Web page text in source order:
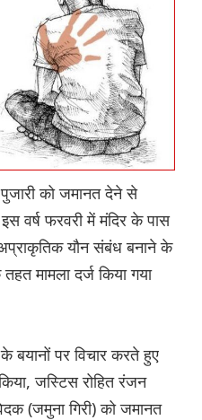
पुजारी को जमानत देने से
वर्ष फरवरी में मंदिर के पास
यौन संबंध बनाने के
मामला दर्ज किया गया
बयानों पर विचार करते हुए
जस्टिस रोहित रंजन
(जमुना गिरी) को जमानत